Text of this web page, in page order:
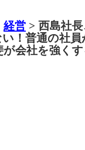
経営 > 西島社
！普通の社
が会社を強く